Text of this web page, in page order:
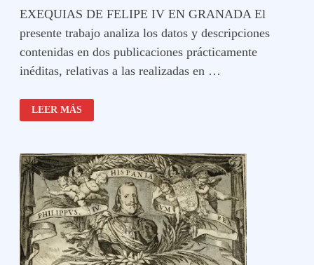
EXEQUIAS DE FELIPE IV EN GRANADA El
presente trabajo analiza los datos y descripciones
contenidas en dos publicaciones prácticamente
inéditas, relativas a las realizadas en …
EXEQUIAS
DE
FELIPE
GRANADA
LEER MÁS